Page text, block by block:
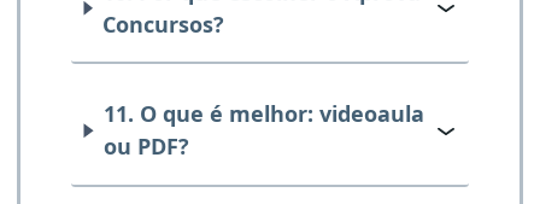
Concursos?
11. O que é melhor: videoaula
ou PDF?